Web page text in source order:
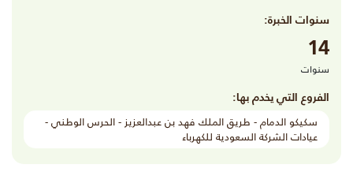
سنوات الخبرة:
14
سنوات
الفروع التي يخدم بها:
سكيكو الدمام - طريق الملك فهد بن عبدالعزيز - الحرس الوطني -
عيادات الشركة السعودية للكهرباء